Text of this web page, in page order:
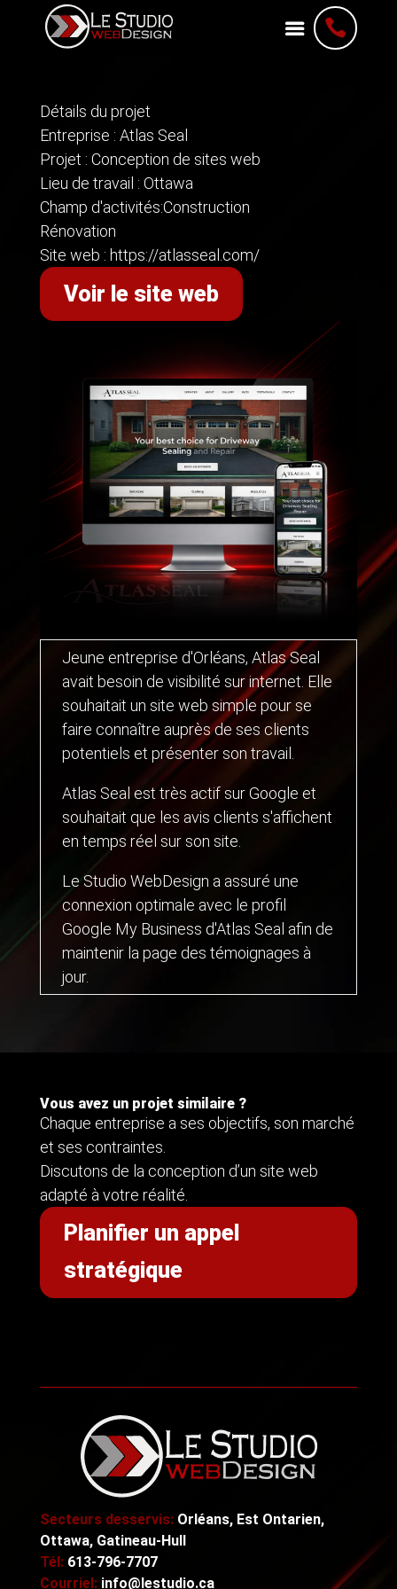

Détails du projet
Entreprise : Atlas Seal
Projet : Conception de sites web
Lieu de travail : Ottawa
Champ d'activités:Construction
Rénovation
Site web : https://atlasseal.com/
Voir le site web
Jeune entreprise d'Orléans, Atlas Seal
avait besoin de visibilité sur internet. Elle
souhaitait un site web simple pour se
faire connaître auprès de ses clients
potentiels et présenter son travail.
Atlas Seal est très actif sur Google et
souhaitait que les avis clients s'affichent
en temps réel sur son site.
Le Studio WebDesign a assuré une
connexion optimale avec le profil
Google My Business d'Atlas Seal afin de
maintenir la page des témoignages à
jour.
Vous avez un projet similaire ?
Chaque entreprise a ses objectifs, son marché
et ses contraintes.
Discutons de la conception d’un site web
adapté à votre réalité.
Planifier un appel
stratégique
Secteurs desservis: Orléans, Est Ontarien,
Ottawa, Gatineau-Hull
Tél:613-796-7707
Courriel:info@lestudio.ca